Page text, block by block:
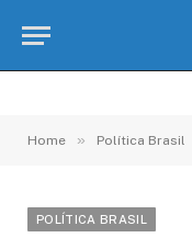
Home » Política Brasil
POLÍTICA BRASIL